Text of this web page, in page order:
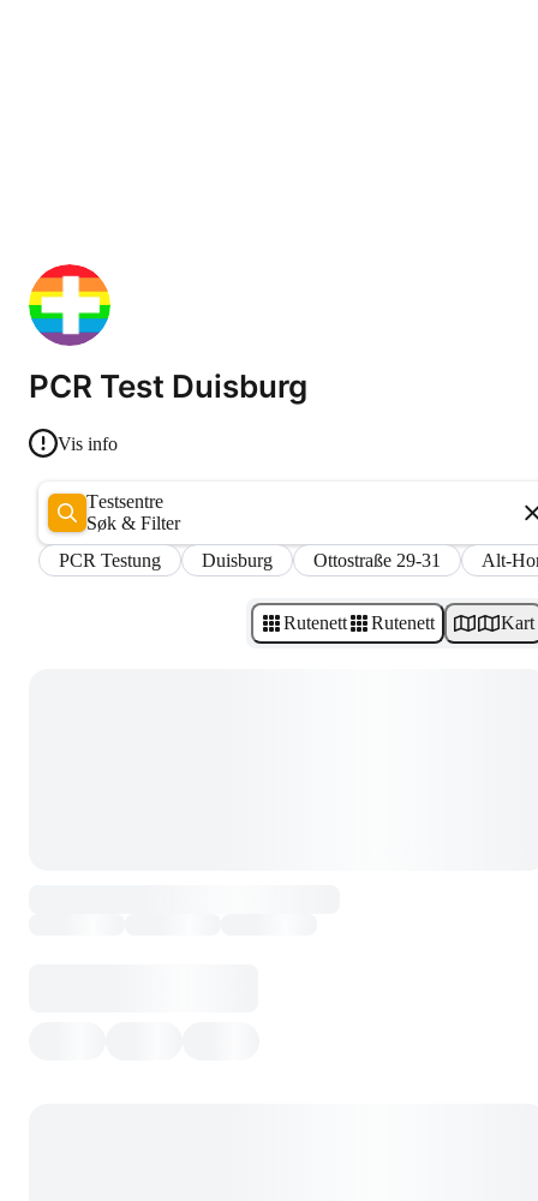
PCR Test Duisburg
Vis info
Testsentre
Søk & Filter
PCR Testung
Duisburg Ottostraße 29-31 Alt-
Rutenett Rutenett Kart